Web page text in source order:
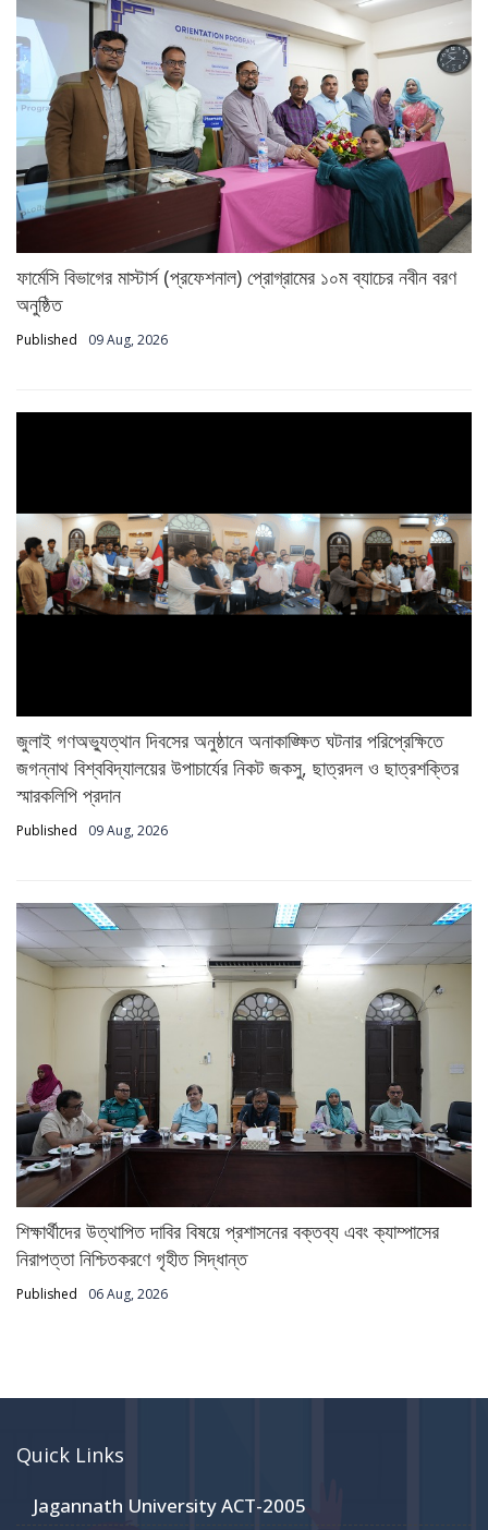
ফার্মেসি বিভাগের মাস্টার্স (প্রফেশনাল) প্রোগ্রামের ১০ম ব্যাচের নবীন বরণ
অনুষ্ঠিত
Published 09 Aug, 2026
জুলাই গণঅভ্যুত্থান দিবসের অনুষ্ঠানে অনাকাঙ্ক্ষিত ঘটনার পরিপ্রেক্ষিতে
জগন্নাথ বিশ্ববিদ্যালয়ের উপাচার্যের নিকট জকসু, ছাত্রদল ও ছাত্রশক্তির
স্মারকলিপি প্রদান
Published 09 Aug, 2026
শিক্ষার্থীদের উত্থাপিত দাবির বিষয়ে প্রশাসনের বক্তব্য এবং ক্যাম্পাসের
নিরাপত্তা নিশ্চিতকরণে গৃহীত সিদ্ধান্ত
Published 06 Aug, 2026
Quick Links
Jagannath University ACT-2005